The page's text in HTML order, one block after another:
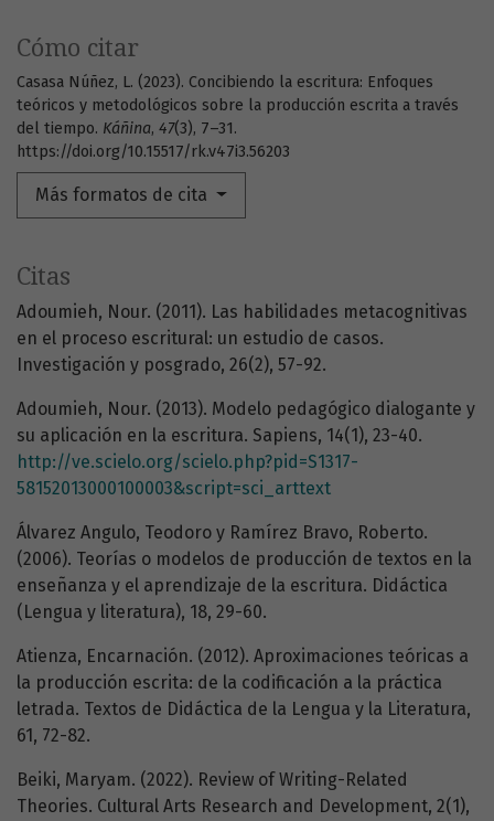
Cómo citar
Casasa Núñez, L. (2023). Concibiendo la escritura: Enfoques
teóricos y metodológicos sobre la producción escrita a través
del tiempo. Káñina, 47(3), 7–31.
https://doi.org/10.15517/rk.v47i3.56203
Más formatos de cita
Citas
Adoumieh, Nour. (2011). Las habilidades metacognitivas
en el proceso escritural: un estudio de casos.
Investigación y posgrado, 26(2), 57-92.
Adoumieh, Nour. (2013). Modelo pedagógico dialogante y
su aplicación en la escritura. Sapiens, 14(1), 23-40.
http://ve.scielo.org/scielo.php?pid=S1317-
58152013000100003&script=sci_arttext
Álvarez Angulo, Teodoro y Ramírez Bravo, Roberto.
(2006). Teorías o modelos de producción de textos en la
enseñanza y el aprendizaje de la escritura. Didáctica
(Lengua y literatura), 18, 29-60.
Atienza, Encarnación. (2012). Aproximaciones teóricas a
la producción escrita: de la codificación a la práctica
letrada. Textos de Didáctica de la Lengua y la Literatura,
61, 72-82.
Beiki, Maryam. (2022). Review of Writing-Related
Theories. Cultural Arts Research and Development, 2(1),